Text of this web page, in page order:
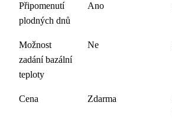
Připomenutí
plodných dnů
Ano
Možnost
zadání bazální
teploty
Ne
Cena Zdarma